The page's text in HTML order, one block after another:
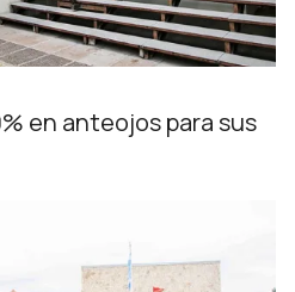
en anteojos para sus